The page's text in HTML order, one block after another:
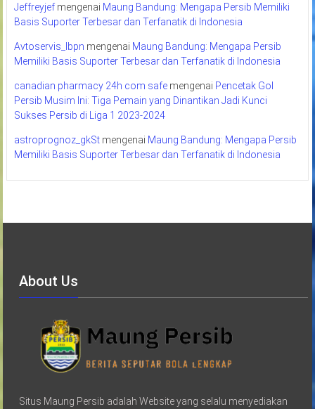
Jeffreyjefmengenai Maung Bandung: Mengapa Persib Memiliki
Basis Suporter Terbesar dan Terfanatik di Indonesia
Avtoservis_lbpn mengenai Maung Bandung: Mengapa Persib
Memiliki Basis Suporter Terbesar dan Terfanatik di Indonesia
canadian pharmacy 24h com safemengenai Pencetak Gol
Persib Musim Ini: Tiga Pemain yang Dinantikan Jadi Kunci
Sukses Persib di Liga 1 2023-2024
astroprognoz_gkStmengenai Maung Bandung: Mengapa Persib
Memiliki Basis Suporter Terbesar dan Terfanatik di Indonesia
About Us
Situs Maung Persib adalah Website yang selalu menyediakan